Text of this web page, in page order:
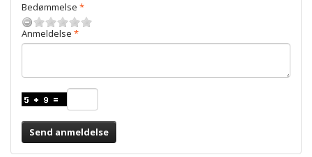
Bedømmelse
Anmeldelse
Send anmeldelse